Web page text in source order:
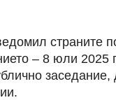
страните
– 8 юли 2025
заседание,